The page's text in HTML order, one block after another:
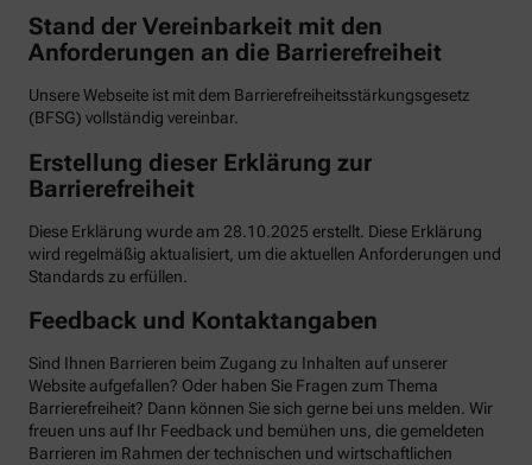
Stand der Vereinbarkeit mit den
Anforderungen an die Barrierefreiheit
Unsere Webseite ist mit dem Barrierefreiheitsstärkungsgesetz
(BFSG) vollständig vereinbar.
Erstellung dieser Erklärung zur
Barrierefreiheit
Diese Erklärung wurde am 28.10.2025 erstellt. Diese Erklärung
wird regelmäßig aktualisiert, um die aktuellen Anforderungen und
Standards zu erfüllen.
Feedback und Kontaktangaben
Sind Ihnen Barrieren beim Zugang zu Inhalten auf unserer
Website aufgefallen? Oder haben Sie Fragen zum Thema
Barrierefreiheit? Dann können Sie sich gerne bei uns melden. Wir
freuen uns auf Ihr Feedback und bemühen uns, die gemeldeten
Barrieren im Rahmen der technischen und wirtschaftlichen